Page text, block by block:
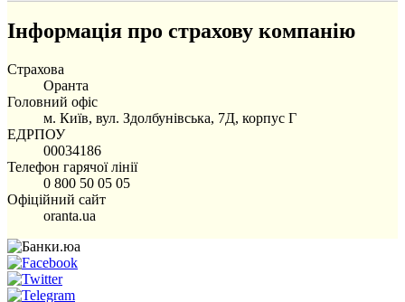
Інформація про страхову компанію
Страхова
Оранта
Головний офіс
м. Київ, вул. Здолбунівська, 7Д, корпус Г
ЕДРПОУ
00034186
Телефон гарячої лінії
0 800 50 05 05
Офіційний сайт
oranta.ua